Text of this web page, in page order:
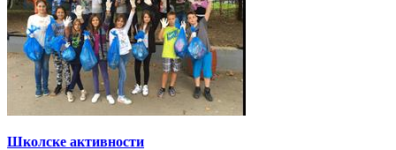
Школске активности